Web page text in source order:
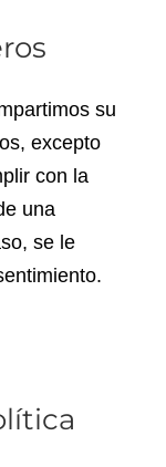
su
excepto
con la
una
se le